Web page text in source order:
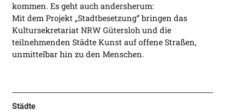
kommen. Es geht auch andersherum:
Mit dem Projekt „Stadtbesetzung“ bringen das
Kultursekretariat NRW Gütersloh und die
teilnehmenden Städte Kunst auf offene Straßen,
unmittelbar hin zu den Menschen.
Städte